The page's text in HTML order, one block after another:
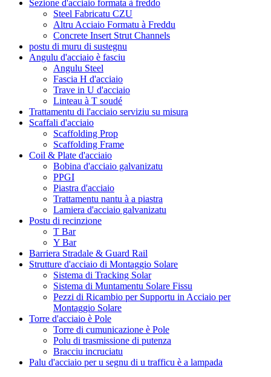
Sezione d'acciaio formata à freddo
Steel Fabricatu CZU
Altru Acciaio Formatu à Freddu
Concrete Insert Strut Channels
postu di muru di sustegnu
Angulu d'acciaio è fasciu
Angulu Steel
Fascia H d'acciaio
Trave in U d'acciaio
Linteau à T soudé
Trattamentu di l'acciaio serviziu su misura
Scaffali d'acciaio
Scaffolding Prop
Scaffolding Frame
Coil & Plate d'acciaio
Bobina d'acciaio galvanizatu
PPGI
Piastra d'acciaio
Trattamentu nantu à a piastra
Lamiera d'acciaio galvanizatu
Postu di recinzione
T Bar
Y Bar
Barriera Stradale & Guard Rail
Strutture d'acciaio di Montaggio Solare
Sistema di Tracking Solar
Sistema di Muntamentu Solare Fissu
Pezzi di Ricambio per Supportu in Acciaio per
Montaggio Solare
Torre d'acciaio è Pole
Torre di cumunicazione è Pole
Polu di trasmissione di putenza
Bracciu incruciatu
Palu d'acciaio per u segnu di u trafficu è a lampada